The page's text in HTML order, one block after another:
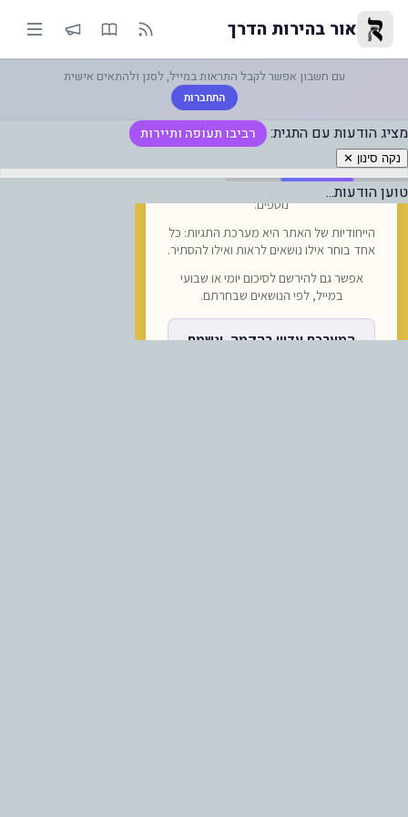
רביבו תעופה ותיירות — אור
אור בהירות הדרך
עם חשבון אפשר לקבל התראות במייל, לסנן ולהתאים אישית
התחברות
מציג הודעות עם התגית: רביבו תעופה ותיירות
נקה סינון ✕
טוען הודעות...